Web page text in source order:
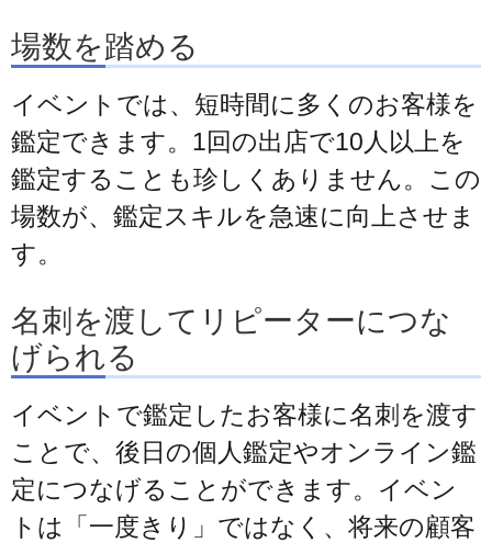
場数を踏める
イベントでは、短時間に多くのお客様を
鑑定できます。1回の出店で10人以上を
鑑定することも珍しくありません。この
場数が、鑑定スキルを急速に向上させま
す。
名刺を渡してリピーターにつな
げられる
イベントで鑑定したお客様に名刺を渡す
ことで、後日の個人鑑定やオンライン鑑
定につなげることができます。イベン
トは「一度きり」ではなく、将来の顧客